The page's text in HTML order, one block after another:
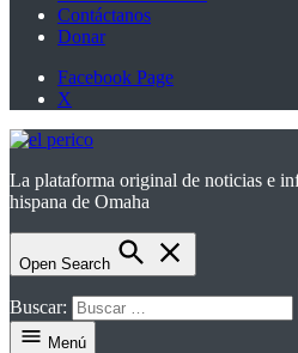
Contáctanos
Donar
Facebook Page
X
el perico
La plataforma original de noticias e
hispana de Omaha
Open Search
Buscar:
Menú